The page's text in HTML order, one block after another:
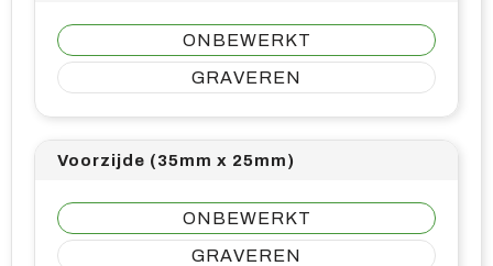
ONBEWERKT
GRAVEREN
Voorzijde (35mm x 25mm)
ONBEWERKT
GRAVEREN